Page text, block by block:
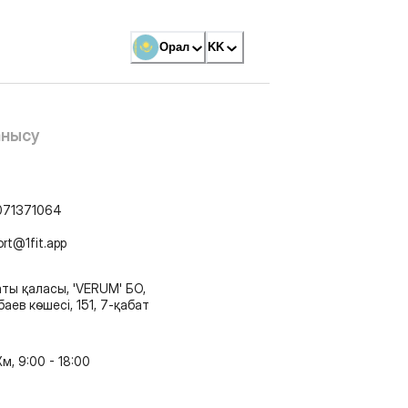
Орал KK
қаласы, 'VERUM' БО,
көшесі, 151, 7-қабат
9:00 - 18:00